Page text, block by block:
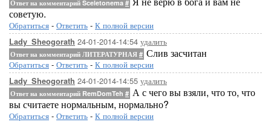
Ответ на комментарий Sceletonema #
советую.
Обратиться - Ответить - К полной версии
Lady_Sheogorath 24-01-2014-14:54 удалить
Ответ на комментарий ЛИТЕРАТУРНАЯ # Слив засчитан
Обратиться - Ответить - К полной версии
Lady_Sheogorath 24-01-2014-14:55 удалить
Ответ на комментарий RemDomTeh # А с чего вы взяли, что то, что
вы считаете нормальным, нормально?
Обратиться - Ответить - К полной версии